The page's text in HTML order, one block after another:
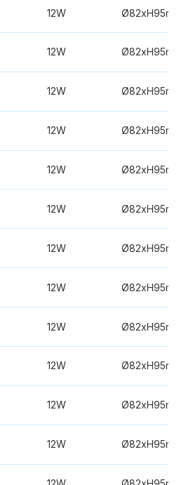
12W
12W
12W
12W
12W
12W
12W
12W
12W
12W
12W
12W